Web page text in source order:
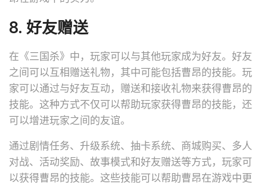
8. 好友赠送
在《三国杀》中，玩家可以与其他玩家成为好友。好友
之间可以互相赠送礼物，其中可能包括曹昂的技能。玩
家可以通过与好友互动，赠送和接收礼物来获得曹昂的
技能。这种方式不仅可以帮助玩家获得曹昂的技能，还
可以增进玩家之间的友谊。
通过剧情任务、升级系统、抽卡系统、商城购买、多人
对战、活动奖励、故事模式和好友赠送等方式，玩家可
以获得曹昂的技能。这些技能可以帮助曹昂在游戏中更